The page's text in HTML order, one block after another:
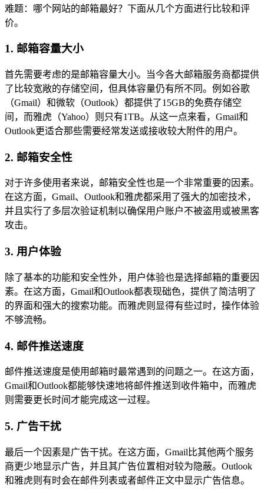
难题：哪个网站的邮箱最好？下面从几个方面进行比较和评
价。
1. 邮箱容量大小
首先需要考虑的是邮箱容量大小。当今各大邮箱服务商都提供
了比较宽敞的存储空间，但具体容量仍有所不同。例如谷歌
（Gmail）和微软（Outlook）都提供了15GB的免费存储空
间，而雅虎（Yahoo）则只有1TB。从这一点来看，Gmail和
Outlook更适合那些需要经常发送或接收较大附件的用户。
2. 邮箱安全性
对于许多使用者来说，邮箱安全性也是一个非常重要的因素。
在这方面，Gmail、Outlook和雅虎都采用了强大的加密技术，
并且实行了多层次验证机制以确保用户账户不被盗用或被黑客
攻击。
3. 用户体验
除了基本的功能和安全性外，用户体验也是选择邮箱的重要因
素。在这方面，Gmail和Outlook都表现础色，提供了简洁明了
的界面和强大的搜索功能。而雅虎则显得有些过时，操作体验
不够流畅。
4. 邮件推送速度
邮件推送速度是使用邮箱时最常遇到的问题之一。在这方面，
Gmail和Outlook都能够快速地将邮件推送到收件箱中，而雅虎
则需要更长时间才能完成这一过程。
5. 广告干扰
最后一个因素是广告干扰。在这方面，Gmail比其他两个服务
商更少地显示广告，并且其广告位置相对较为隐蔽。Outlook
和雅虎则有时会在邮件列表或者邮件正文中显示广告信息。